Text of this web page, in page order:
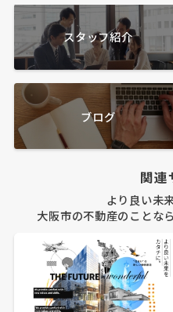
スタッフ紹介
ブログ
関連
より良い未
大阪市の不動産のことな